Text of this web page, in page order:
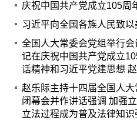
庆祝中国共产党成立105周
习近平向全国各族人民致
全国人大常委会党组举行
记在庆祝中国共产党成立
话精神和习近平党建思想
赵乐际主持十四届全国人
闭幕会并作讲话强调 加强
立法过程成为普及法律知